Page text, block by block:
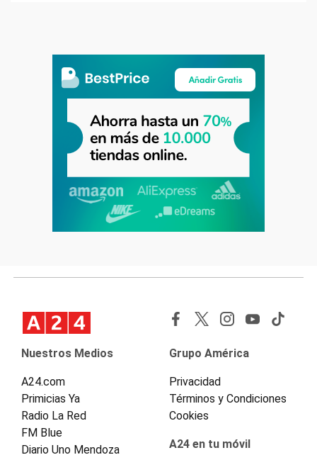
Nuestros Medios
A24.com
Primicias Ya
Radio La Red
FM Blue
Diario Uno Mendoza
Grupo América
Privacidad
Términos y Condiciones
Cookies
A24 en tu móvil